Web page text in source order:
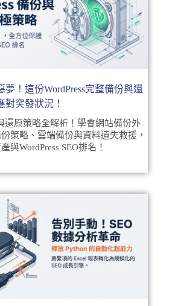
夢！這份WordPress完整備份與還
對突發狀況！
還原策略全解析！學會網站備份外
策略、雲端備份與資料遺失救援，
與WordPress SEO排名！